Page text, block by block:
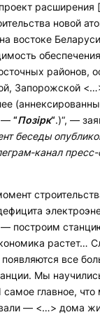
расширения
новой
востоке
обеспечения
районов,
Запорожской
— “Позірк“.)“, —
беседы
канал
построим
растет…
все
Мы
главное, что
— <…> дома